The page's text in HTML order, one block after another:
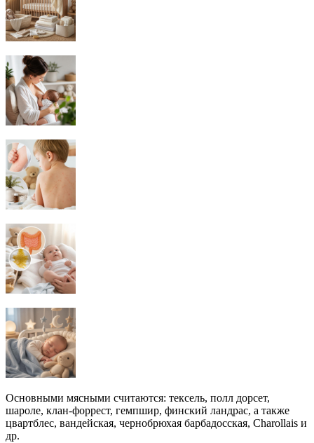
Основными мясными считаются: тексель, полл дорсет,
шароле, клан-форрест, гемпшир, финский ландрас, а также
цвартблес, вандейская, чернобрюхая барбадосская, Charollais и
др.